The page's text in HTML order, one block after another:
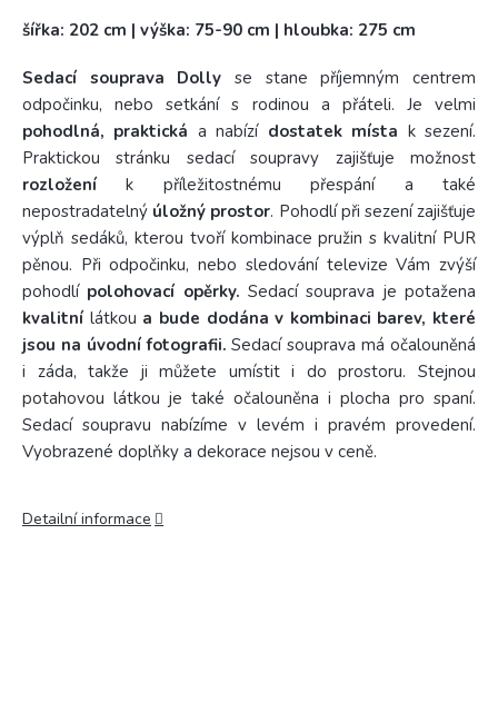
šířka: 202 cm | výška: 75-90 cm | hloubka: 275 cm
Sedací souprava Dolly se stane příjemným centrem
odpočinku, nebo setkání s rodinou a přáteli. Je velmi
pohodlná, praktická a nabízí dostatek místa k sezení.
Praktickou stránku sedací soupravy zajišťuje možnost
rozložení k příležitostnému přespání a také
nepostradatelný úložný prostor. Pohodlí při sezení zajišťuje
výplň sedáků, kterou tvoří kombinace pružin s kvalitní PUR
pěnou. Při odpočinku, nebo sledování televize Vám zvýší
pohodlípolohovací opěrky. Sedací souprava je potažena
kvalitní látkou a bude dodána v kombinaci barev, které
jsou na úvodní fotografii.Sedací souprava má očalouněná
i záda, takže ji můžete umístit i do prostoru. Stejnou
potahovou látkou je také očalouněna i plocha pro spaní.
Sedací soupravu nabízíme v levém i pravém provedení.
Vyobrazené doplňky a dekorace nejsou v ceně.
Detailní informace